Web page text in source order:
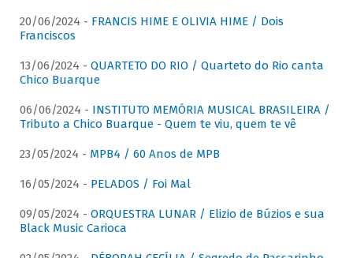
20/06/2024 - FRANCIS HIME E OLIVIA HIME / Dois
Franciscos
13/06/2024 - QUARTETO DO RIO / Quarteto do Rio canta
Chico Buarque
06/06/2024 - INSTITUTO MEMÓRIA MUSICAL BRASILEIRA /
Tributo a Chico Buarque - Quem te viu, quem te vê
23/05/2024 - MPB4 / 60 Anos de MPB
16/05/2024 - PELADOS / Foi Mal
09/05/2024 - ORQUESTRA LUNAR / Elizio de Búzios e sua
Black Music Carioca